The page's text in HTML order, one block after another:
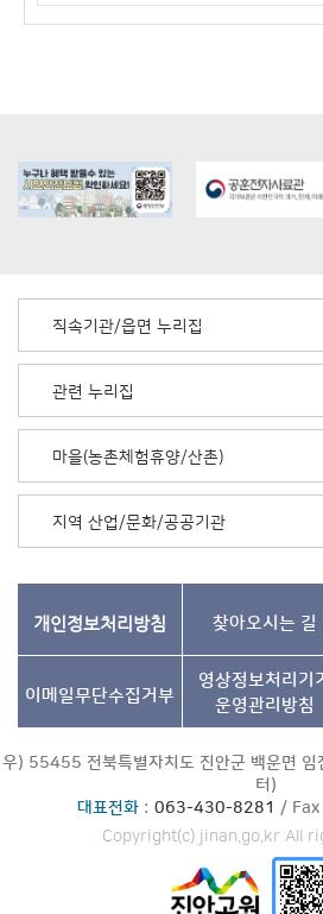
직속기관/읍면 누리집
관련 누리집
마을(농촌체험휴양/산촌)
지역 산업/문화/공공기관
개인정보처리방침 찾아오시는 길
이메일무단수집거부
영상정보처리기기
운영관리방침
우) 55455 전북특별자치도 진안군 백운면
터)
대표전화: 063-430-8281 /
Copyright(c) jinan.go.kr All